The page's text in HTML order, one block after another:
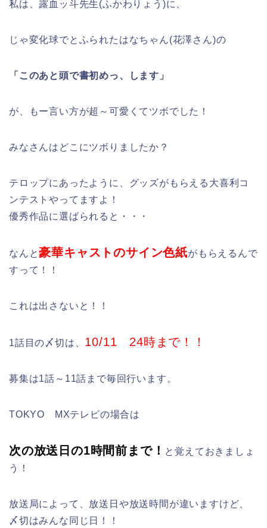
私は、露血ッ斗先生(ふかわりょう)に、
じゃ変化球でとふられたはなちゃん(花澤さん)の
「このあと頭で書初めっ、します」
が、もー言い方が超～可愛くてツボでした！
みなさんはどこにツボりましたか？
テロップにあったように、グッズがもらえる大喜利コ
ンテストやってますよ！
優秀作品に選ばられると・・・
なんと豪華キャストのサイン色紙がもらえるんで
すって！！
これは出さないと！！
1話目の〆切は、 10/11 24時まで！！
募集は1話～11話まで毎回行います。
TOKYO MXテレビの場合は
次の放送日の1時間前まで！ と覚えておきましょ
う！
放送局によって、放送日や放送時間が違いますけど、
〆切はみんな同じ日！！